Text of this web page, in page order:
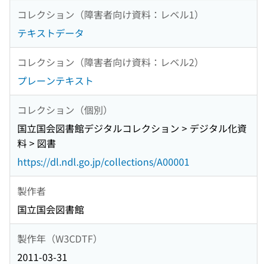
コレクション（障害者向け資料：レベル1）
テキストデータ
コレクション（障害者向け資料：レベル2）
プレーンテキスト
コレクション（個別）
国立国会図書館デジタルコレクション > デジタル化資
料 > 図書
https://dl.ndl.go.jp/collections/A00001
製作者
国立国会図書館
製作年（W3CDTF）
2011-03-31